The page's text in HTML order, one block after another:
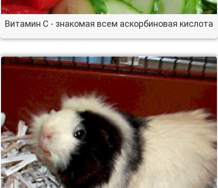
Витамин С - знакомая всем аскорбиновая кислота